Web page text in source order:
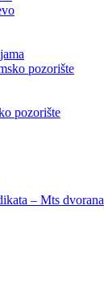
pozorište
pozorište
– Mts dvorana